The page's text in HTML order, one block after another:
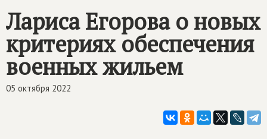
Интернет-приёмная
Лариса Егорова о новых
критериях обеспечения
военных жильем
05 октября 2022